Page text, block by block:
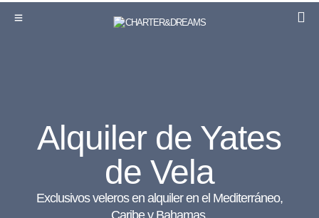
Alquiler de Yates
de Vela
Exclusivos veleros en alquiler en el Mediterráneo,
Caribe y Bahamas.